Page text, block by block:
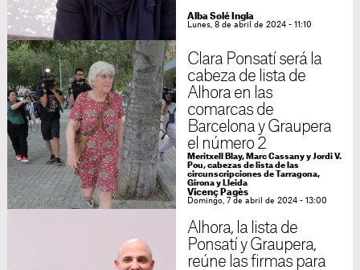
Alba Solé Ingla
Lunes, 8 de abril de 2024 - 11:10
Clara Ponsatí será la
cabeza de lista de
Alhora en las
comarcas de
Barcelona y Graupera
el número 2
Meritxell Blay, Marc Cassany y Jordi V.
Pou, cabezas de lista de las
circunscripciones de Tarragona,
Girona y Lleida
Vicenç Pagès
Domingo, 7 de abril de 2024 - 13:00
Alhora, la lista de
Ponsatí y Graupera,
reúne las firmas para